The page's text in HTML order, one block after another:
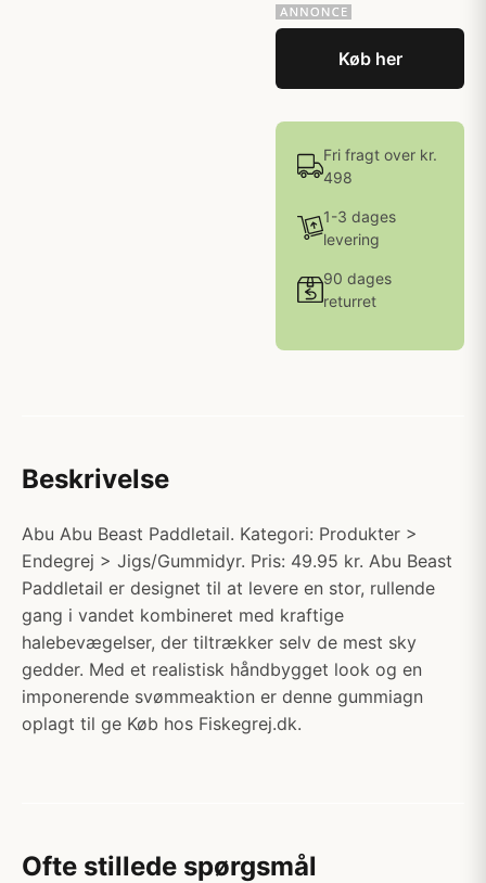
Køb her
Fri fragt over kr.
498
1-3 dages
levering
90 dages
returret
Beskrivelse
Abu Abu Beast Paddletail. Kategori: Produkter >
Endegrej > Jigs/Gummidyr. Pris: 49.95 kr. Abu Beast
Paddletail er designet til at levere en stor, rullende
gang i vandet kombineret med kraftige
halebevægelser, der tiltrækker selv de mest sky
gedder. Med et realistisk håndbygget look og en
imponerende svømmeaktion er denne gummiagn
oplagt til ge Køb hos Fiskegrej.dk.
Ofte stillede spørgsmål